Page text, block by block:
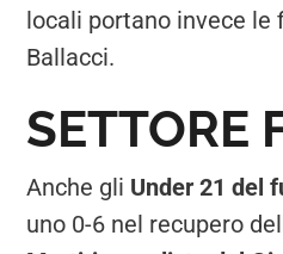
locali portano invece le
Ballacci.
SETTORE
Anche gli Under 21 del
uno 0-6 nel recupero